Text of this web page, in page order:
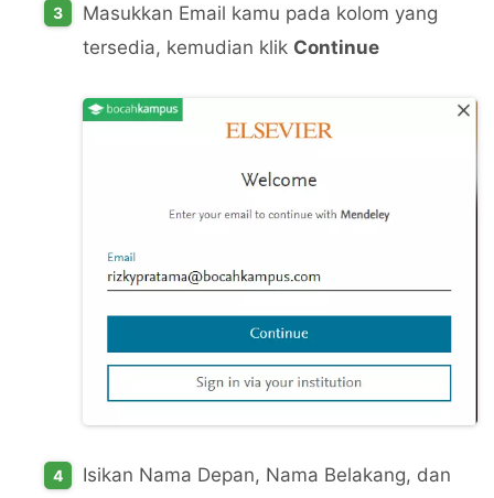
Masukkan Email kamu pada kolom yang
tersedia, kemudian klik Continue
Isikan Nama Depan, Nama Belakang, dan